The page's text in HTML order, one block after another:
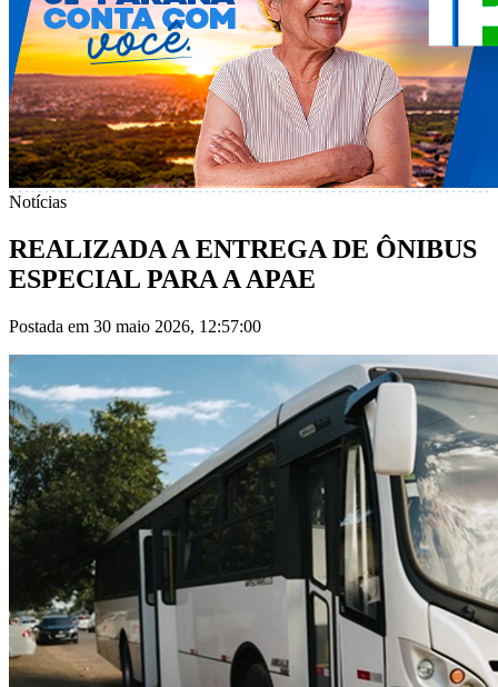
Notícias
REALIZADA A ENTREGA DE ÔNIBUS
ESPECIAL PARA A APAE
Postada em 30 maio 2026, 12:57:00